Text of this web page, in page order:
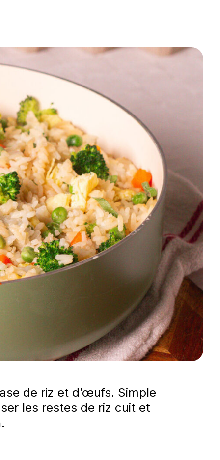
de riz et d’œufs. Simple
les restes de riz cuit et